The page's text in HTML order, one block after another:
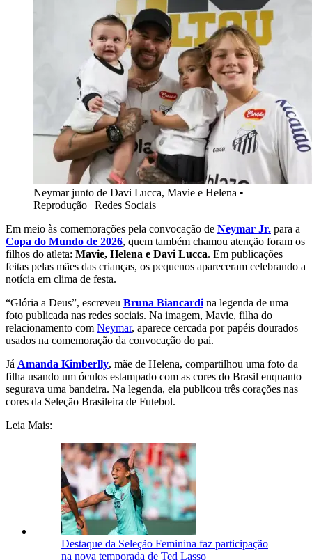
Neymar junto de Davi Lucca, Mavie e Helena •
Reprodução | Redes Sociais
Em meio às comemorações pela convocação de Neymar Jr. para a
Copa do Mundo de 2026, quem também chamou atenção foram os
filhos do atleta: Mavie, Helena e Davi Lucca. Em publicações
feitas pelas mães das crianças, os pequenos apareceram celebrando a
notícia em clima de festa.
“Glória a Deus”, escreveu Bruna Biancardi na legenda de uma
foto publicada nas redes sociais. Na imagem, Mavie, filha do
relacionamento com Neymar, aparece cercada por papéis dourados
usados na comemoração da convocação do pai.
Já Amanda Kimberlly, mãe de Helena, compartilhou uma foto da
filha usando um óculos estampado com as cores do Brasil enquanto
segurava uma bandeira. Na legenda, ela publicou três corações nas
cores da Seleção Brasileira de Futebol.
Leia Mais:
Destaque da Seleção Feminina faz participação
na nova temporada de Ted Lasso